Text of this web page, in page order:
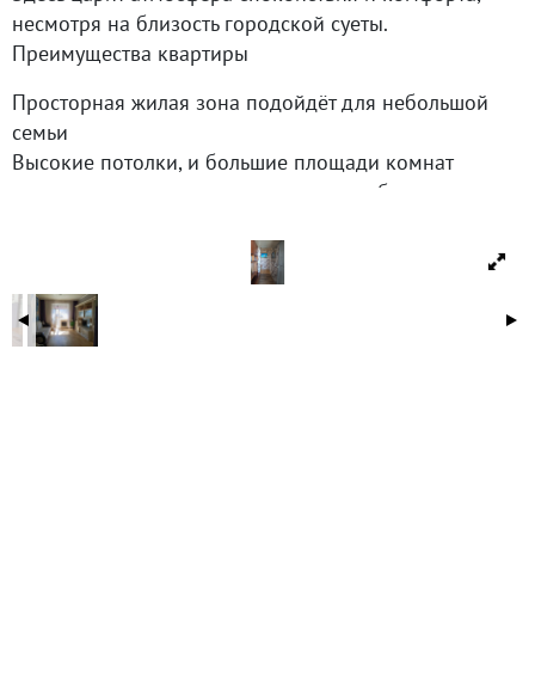
несмотря на близость городской суеты.
Преимущества квартиры
Просторная жилая зона подойдёт для небольшой
семьи
Высокие потолки, и большие площади комнат
создающие ощущение простора и свободы
Окна квартиры выходят на Южную сторону
Удобная инфраструктура рядом: парки и скверы,
многочисленные кафе и рестораны, остановочные
пункты общественного транспорта автобус и